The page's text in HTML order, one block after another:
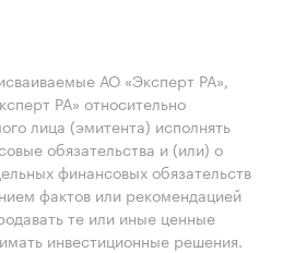
АО «Эксперт РА»,
РА» относительно
лица (эмитента) исполнять
обязательства и (или) о
финансовых обязательств
фактов или рекомендацией
те или иные ценные
инвестиционные решения.